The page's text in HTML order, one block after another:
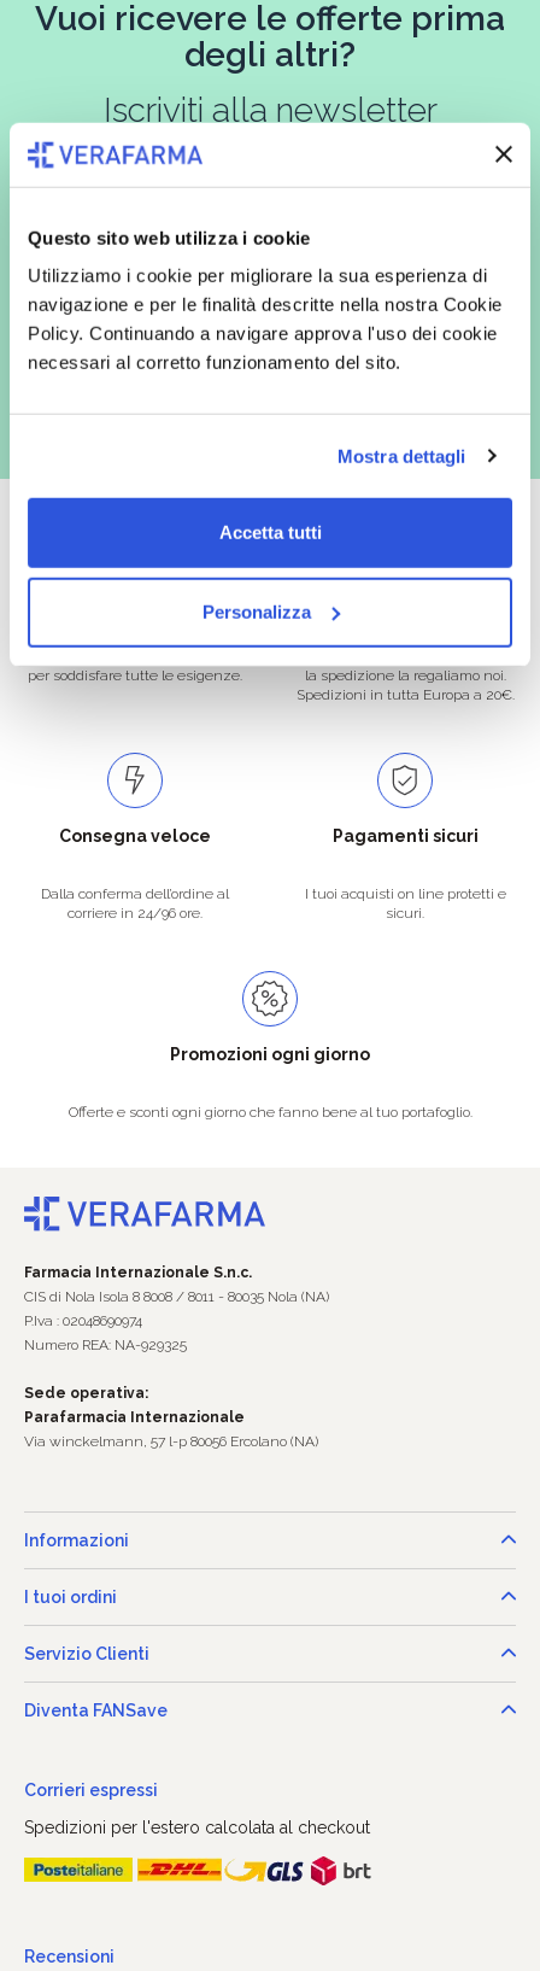
Questo sito web utilizza i cookie
Utilizziamo i cookie per migliorare la sua esperienza di
navigazione e per le finalità descritte nella nostra Cookie
Policy. Continuando a navigare approva l'uso dei cookie
necessari al corretto funzionamento del sito.
Mostra dettagli
Accetta tutti
Personalizza
Vuoi ricevere le offerte prima
degli altri?
Iscriviti alla newsletter
In qualità di interessato, avendo letto l’informativa
redatta ai sensi del Regolamento EU 2016/679, acconsento
espressamente al trattamento dei miei dati personali per finalità
marketing (con modalità telematiche - quali ad es. newsletter ed e-mail
con inviti e comunicazioni commerciali - e modalità tradizionali, quali ad
per soddisfare tutte le esigenze.
la spedizione la regaliamo noi.
Spedizioni in tutta Europa a 20€.
Consegna veloce
Dalla conferma dell’ordine al
corriere in 24/96 ore.
Pagamenti sicuri
I tuoi acquisti on line protetti e
sicuri.
Promozioni ogni giorno
Offerte e sconti ogni giorno che fanno bene al tuo portafoglio.
Farmacia Internazionale S.n.c.
CIS di Nola Isola 8 8008 / 8011 - 80035 Nola (NA)
P.Iva : 02048690974
Numero REA: NA-929325
Sede operativa:
Parafarmacia Internazionale
Via winckelmann, 57 l-p 80056 Ercolano (NA)
Informazioni
I tuoi ordini
Servizio Clienti
Diventa FANSave
Corrieri espressi
Spedizioni per l'estero calcolata al checkout
Recensioni